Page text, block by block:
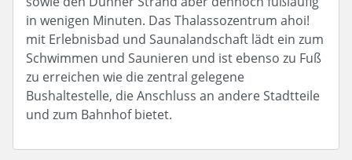
in wenigen Minuten. Das Thalassozentrum ahoi!
mit Erlebnisbad und Saunalandschaft lädt ein zum
Schwimmen und Saunieren und ist ebenso zu Fuß
zu erreichen wie die zentral gelegene
Bushaltestelle, die Anschluss an andere Stadtteile
und zum Bahnhof bietet.